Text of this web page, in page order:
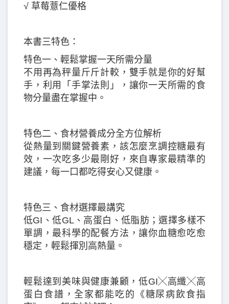
√ ️草莓薏仁優格
本書三特色：
特色一、輕鬆掌握一天所需分量
不用再為秤量斤斤計較，雙手就是你的好幫
手，利用「手掌法則」，讓你一天所需的食
物分量盡在掌握中。
特色二、食材營養成分全方位解析
從熱量到關鍵營養素，該怎麼烹調控糖最有
效，一次吃多少最剛好，來自專家最精準的
建議，每一口都吃得安心又健康。
特色三、食材選擇最講究
低GI、低GL、高蛋白、低脂肪；選擇多樣不
單調，最科學的配餐方法，讓你血糖愈吃愈
穩定，輕鬆揮別高熱量。
輕鬆達到美味與健康兼顧，低GI╳高纖╳高
蛋白食譜，全家都能吃的《糖尿病飲食指